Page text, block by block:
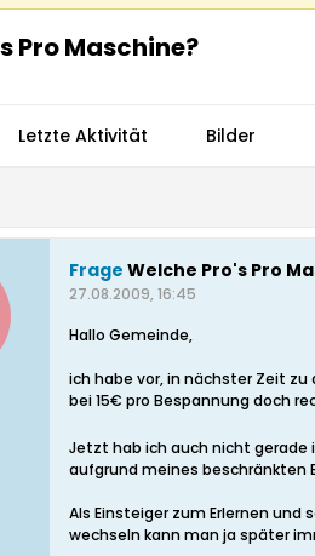
Pro Maschine?
Letzte Aktivität Bilder
Frage Welche Pro's Pro
27.08.2009, 16:45
Hallo Gemeinde,
ich habe vor, in nächster Zeit
bei 15€ pro Bespannung doch
Jetzt hab ich auch nicht gerade
aufgrund meines beschränkten
Als Einsteiger zum Erlernen
wechseln kann man ja später